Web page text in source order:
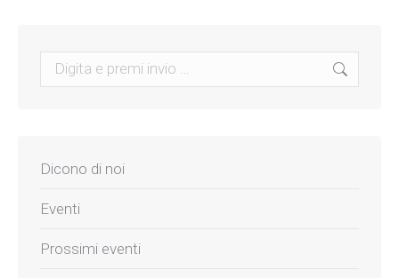
Search:
Dicono di noi
Eventi
Prossimi eventi